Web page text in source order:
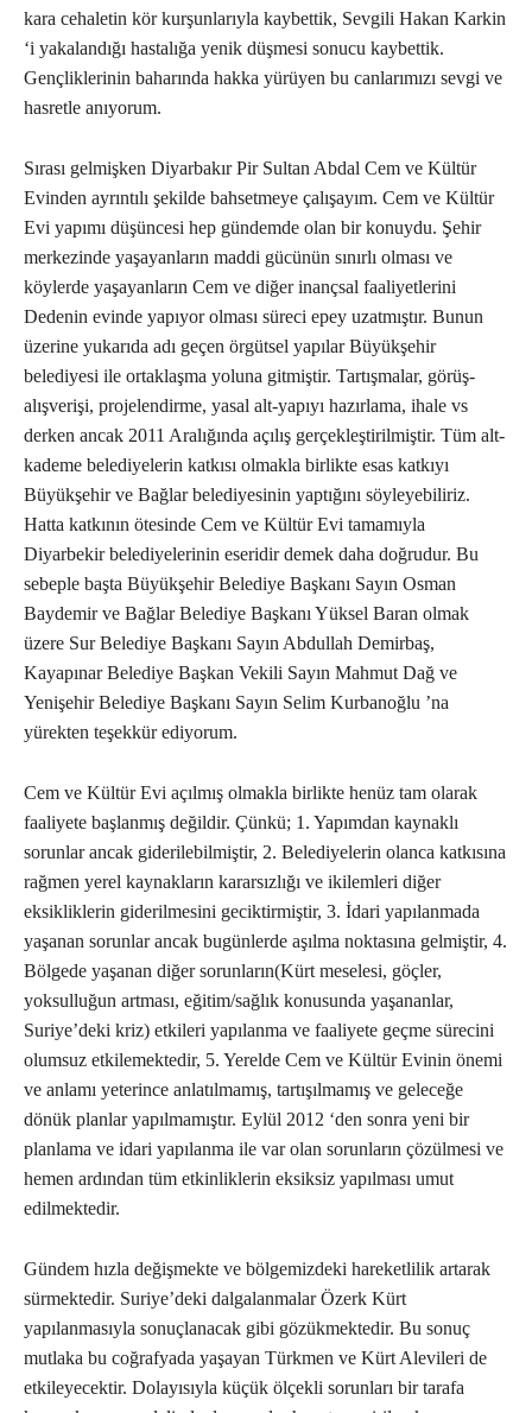
kara cehaletin kör kurşunlarıyla kaybettik, Sevgili Hakan Karkin
‘i yakalandığı hastalığa yenik düşmesi sonucu kaybettik.
Gençliklerinin baharında hakka yürüyen bu canlarımızı sevgi ve
hasretle anıyorum.
Sırası gelmişken Diyarbakır Pir Sultan Abdal Cem ve Kültür
Evinden ayrıntılı şekilde bahsetmeye çalışayım. Cem ve Kültür
Evi yapımı düşüncesi hep gündemde olan bir konuydu. Şehir
merkezinde yaşayanların maddi gücünün sınırlı olması ve
köylerde yaşayanların Cem ve diğer inançsal faaliyetlerini
Dedenin evinde yapıyor olması süreci epey uzatmıştır. Bunun
üzerine yukarıda adı geçen örgütsel yapılar Büyükşehir
belediyesi ile ortaklaşma yoluna gitmiştir. Tartışmalar, görüş-
alışverişi, projelendirme, yasal alt-yapıyı hazırlama, ihale vs
derken ancak 2011 Aralığında açılış gerçekleştirilmiştir. Tüm alt-
kademe belediyelerin katkısı olmakla birlikte esas katkıyı
Büyükşehir ve Bağlar belediyesinin yaptığını söyleyebiliriz.
Hatta katkının ötesinde Cem ve Kültür Evi tamamıyla
Diyarbekir belediyelerinin eseridir demek daha doğrudur. Bu
sebeple başta Büyükşehir Belediye Başkanı Sayın Osman
Baydemir ve Bağlar Belediye Başkanı Yüksel Baran olmak
üzere Sur Belediye Başkanı Sayın Abdullah Demirbaş,
Kayapınar Belediye Başkan Vekili Sayın Mahmut Dağ ve
Yenişehir Belediye Başkanı Sayın Selim Kurbanoğlu ’na
yürekten teşekkür ediyorum.
Cem ve Kültür Evi açılmış olmakla birlikte henüz tam olarak
faaliyete başlanmış değildir. Çünkü; 1. Yapımdan kaynaklı
sorunlar ancak giderilebilmiştir, 2. Belediyelerin olanca katkısına
rağmen yerel kaynakların kararsızlığı ve ikilemleri diğer
eksikliklerin giderilmesini geciktirmiştir, 3. İdari yapılanmada
yaşanan sorunlar ancak bugünlerde aşılma noktasına gelmiştir, 4.
Bölgede yaşanan diğer sorunların(Kürt meselesi, göçler,
yoksulluğun artması, eğitim/sağlık konusunda yaşananlar,
Suriye’deki kriz) etkileri yapılanma ve faaliyete geçme sürecini
olumsuz etkilemektedir, 5. Yerelde Cem ve Kültür Evinin önemi
ve anlamı yeterince anlatılmamış, tartışılmamış ve geleceğe
dönük planlar yapılmamıştır. Eylül 2012 ‘den sonra yeni bir
planlama ve idari yapılanma ile var olan sorunların çözülmesi ve
hemen ardından tüm etkinliklerin eksiksiz yapılması umut
edilmektedir.
Gündem hızla değişmekte ve bölgemizdeki hareketlilik artarak
sürmektedir. Suriye’deki dalgalanmalar Özerk Kürt
yapılanmasıyla sonuçlanacak gibi gözükmektedir. Bu sonuç
mutlaka bu coğrafyada yaşayan Türkmen ve Kürt Alevileri de
etkileyecektir. Dolayısıyla küçük ölçekli sorunları bir tarafa